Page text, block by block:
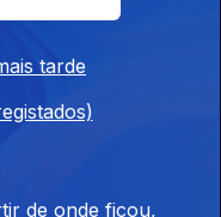
17 dez. 2023
tarde
de onde ficou,